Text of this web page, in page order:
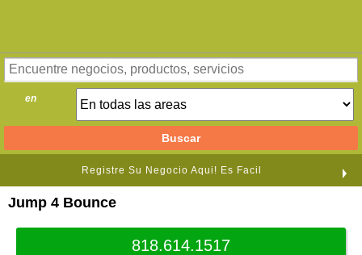
en
Registre Su Negocio Aqui! Es Facil
Jump 4 Bounce
818.614.1517